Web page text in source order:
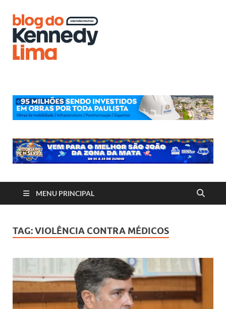
MENU PRINCIPAL
TAG:VIOLÊNCIA CONTRA MÉDICOS